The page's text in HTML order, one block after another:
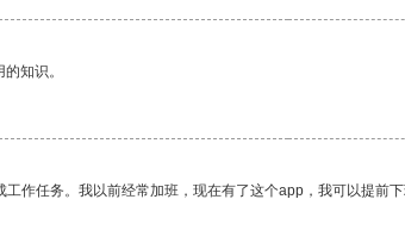
知识。
作任务。我以前经常加班，现在有了这个app，我可以提前下